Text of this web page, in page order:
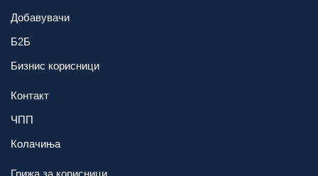
Добавувачи
Б2Б
Бизнис корисници
Контакт
ЧПП
Колачиња
Грижа за корисници